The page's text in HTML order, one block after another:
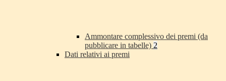
Ammontare complessivo dei premi (da
pubblicare in tabelle) 2
Dati relativi ai premi